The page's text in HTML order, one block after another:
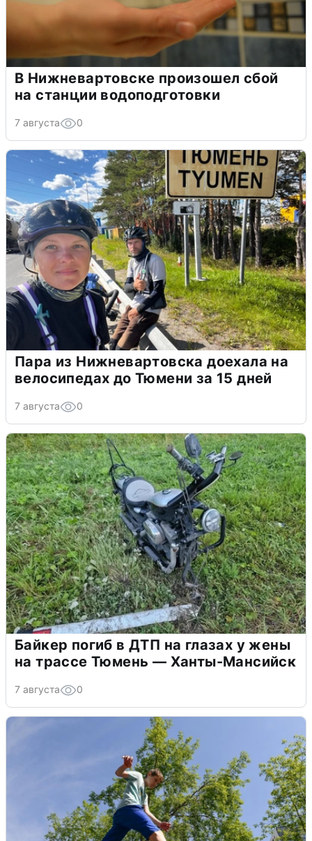
В Нижневартовске произошел сбой
на станции водоподготовки
7 августа 0
Пара из Нижневартовска доехала на
велосипедах до Тюмени за 15 дней
7 августа 0
Байкер погиб в ДТП на глазах у жены
на трассе Тюмень — Ханты-Мансийск
7 августа 0